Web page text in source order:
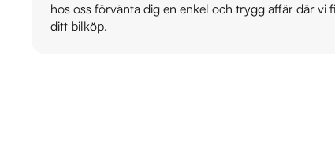
hos oss förvänta dig en enkel och trygg affär där vi
ditt bilköp.